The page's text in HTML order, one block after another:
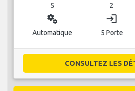
5 2
miscellaneous_services
Automatique
login
5 Porte
CONSULTEZ LES